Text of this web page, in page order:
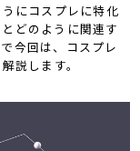
にコスプレに特化
どのように関連す
今回は、コスプレ
説します。